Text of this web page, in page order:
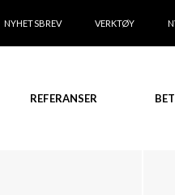
NYHETSBREV VERKTØY
REFERANSER